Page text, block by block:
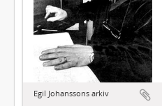
Egil Johanssons arkiv